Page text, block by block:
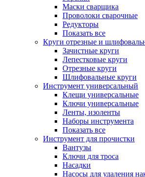
Маски сварщика
Проволоки сварочные
Редукторы
Показать все
Круги отрезные и
Зачистные круги
Лепестковые круги
Отрезные круги
Шлифовальные круги
Инструмент универсальный
Клещи универсальные
Ключи универсальные
Ленты, изоленты
Наборы инструмента
Показать все
Инструмент для прочистки
Вантузы
Ключи для троса
Насадки
Насосы для удаления